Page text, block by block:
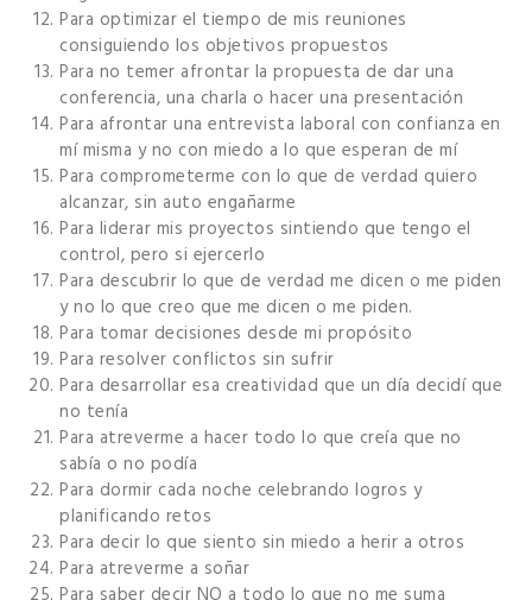
Para optimizar el tiempo de mis reuniones
consiguiendo los objetivos propuestos
Para no temer afrontar la propuesta de dar una
conferencia, una charla o hacer una presentación
Para afrontar una entrevista laboral con confianza en
mí misma y no con miedo a lo que esperan de mí
Para comprometerme con lo que de verdad quiero
alcanzar, sin auto engañarme
Para liderar mis proyectos sintiendo que tengo el
control, pero si ejercerlo
Para descubrir lo que de verdad me dicen o me piden
y no lo que creo que me dicen o me piden.
Para tomar decisiones desde mi propósito
Para resolver conflictos sin sufrir
Para desarrollar esa creatividad que un día decidí que
no tenía
Para atreverme a hacer todo lo que creía que no
sabía o no podía
Para dormir cada noche celebrando logros y
planificando retos
Para decir lo que siento sin miedo a herir a otros
Para atreverme a soñar